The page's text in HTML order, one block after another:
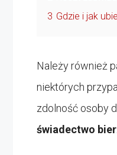
3 Gdzie i jak
Należy również
niektórych
zdolność osoby
świadectwo